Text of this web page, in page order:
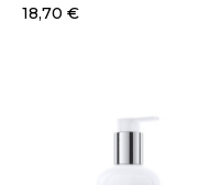
Preço
18,70 €